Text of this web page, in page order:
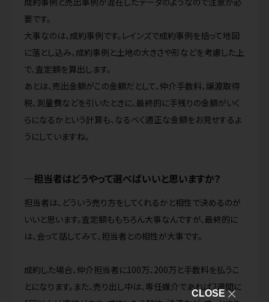
要です。
大事なのは、成約事例です。レインズで成約事例を拾って地図
に落とし込み、成約事例と土地の大きさや形などを考慮した上
で、査定額を算出します。
あとは、売出金額がこの金額だとして、仲介手数料、譲渡取得
税、測量費などを引いたときに、最終的に手残りの金額がいく
らになるかという計算も、なるべく適正な金額をお見せするよ
うにしていますね。
担当者はどうやって選べばいいと思いますか？
担当者は、どういう売り方をしてくれるかと相性で決めるのが
いいと思います。査定額ももちろん大事なんですが、最終的に
は、会って話してみて、担当者との相性が大事です。
成約した場合、仲介担当者に100万、200万と手数料を払うこ
とになります。また、売り出し中は、専任媒介であれば2週間に
CLOSE